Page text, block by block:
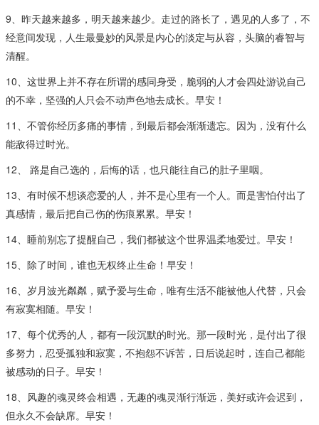
9、昨天越来越多，明天越来越少。走过的路长了，遇见的人多了，不
经意间发现，人生最曼妙的风景是内心的淡定与从容，头脑的睿智与
清醒。
10、这世界上并不存在所谓的感同身受，脆弱的人才会四处游说自己
的不幸，坚强的人只会不动声色地去成长。早安！
11、不管你经历多痛的事情，到最后都会渐渐遗忘。因为，没有什么
能敌得过时光。
12、 路是自己选的，后悔的话，也只能往自己的肚子里咽。
13、有时候不想谈恋爱的人，并不是心里有一个人。而是害怕付出了
真感情，最后把自己伤的伤痕累累。早安！
14、睡前别忘了提醒自己，我们都被这个世界温柔地爱过。早安！
15、除了时间，谁也无权终止生命！早安！
16、岁月波光粼粼，赋予爱与生命，唯有生活不能被他人代替，只会
有寂寞相随。早安！
17、每个优秀的人，都有一段沉默的时光。那一段时光，是付出了很
多努力，忍受孤独和寂寞，不抱怨不诉苦，日后说起时，连自己都能
被感动的日子。早安！
18、风趣的魂灵终会相遇，无趣的魂灵渐行渐远，美好或许会迟到，
但永久不会缺席。早安！